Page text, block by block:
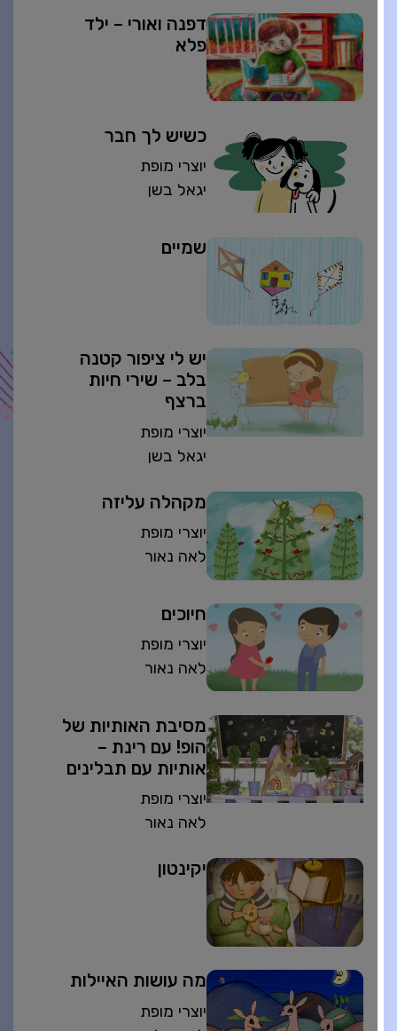
דפנה ואורי – ילד
פלא
כשיש לך חבר
יוצרי מופת
יגאל בשן
שמיים
יש לי ציפור קטנה
בלב – שירי חיות
ברצף
יוצרי מופת
יגאל בשן
מקהלה עליזה
יוצרי מופת
לאה נאור
חיוכים
יוצרי מופת
לאה נאור
מסיבת האותיות של
הופ! עם רינת –
אותיות עם תבלינים
יוצרי מופת
לאה נאור
יקינטון
מה עושות האיילות
יוצרי מופת